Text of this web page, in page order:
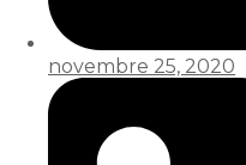
novembre 25, 2020